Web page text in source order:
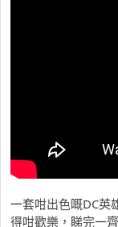
一套咁出色嘅DC英
得咁歡樂，睇完一